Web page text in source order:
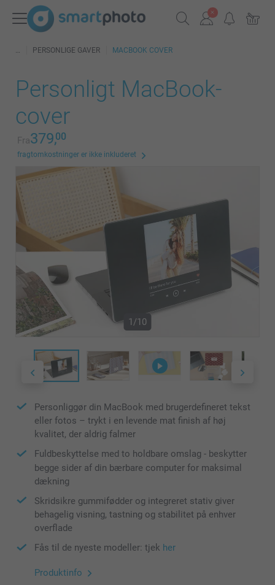
PERSONLIGE GAVER MACBOOK COVER
Personligt MacBook-
cover
Fra379,00
fragtomkostninger er ikke inkluderet
1/10
Personliggør din MacBook med brugerdefineret tekst
eller fotos – trykt i en levende mat finish af høj
kvalitet, der aldrig falmer
Fuldbeskyttelse med to holdbare omslag - beskytter
begge sider af din bærbare computer for maksimal
dækning
Skridsikre gummifødder og integreret stativ giver
behagelig visning, tastning og stabilitet på enhver
overflade
Fås til de nyeste modeller: tjek her
Produktinfo